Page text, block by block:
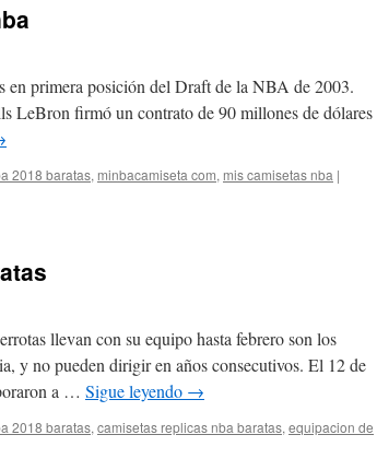
en primera posición del Draft de la NBA de 2003.
LeBron firmó un contrato de 90 millones de dólares
2018 baratas, minbacamiseta com, mis camisetas nba |
llevan con su equipo hasta febrero son los
y no pueden dirigir en años consecutivos. El 12 de
a … Sigue leyendo →
2018 baratas, camisetas replicas nba baratas, equipacion de